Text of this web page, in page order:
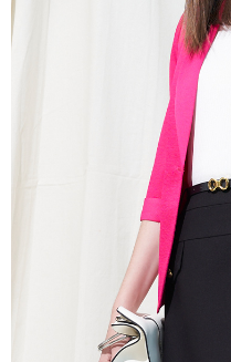
2.基於同意付款使用「大哥付你分
資料（包含姓名、電話或地址）
由本公司與您本人進行分期帳單
3.完整用戶服務條款，請詳閱以下
※ 交易是否成功請以「AFTEE先
是否繳費成功／繳費後需取消欲
https://
１．透過由恩沛科技股份有限公
易，需依本服務之必要範圍內提
權轉讓予恩沛科技股份有限公司。
２．關於個人資料處理事宜，請
https://aftee.tw/terms/#terms3
３．未成年的使用者請事先徵得
「AFTEE先享後付」，若未經同
４．使用「AFTEE先享後付」時
時審查核予不同之上限額度；若
請求用戶進行身份認證。
５．嚴禁一人註冊多個帳號或使
恩沛科技股份有限公司將有權停